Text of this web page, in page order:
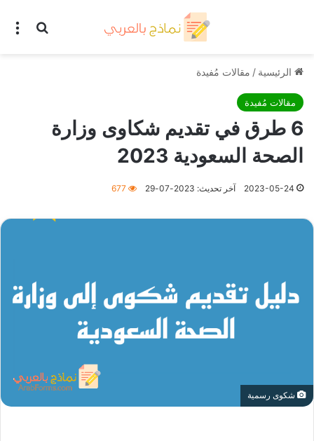
بحث
الرئيسية / مقالات مُفيدة
مقالات مُفيدة
6 طرق في تقديم شكاوى وزارة
الصحة السعودية 2023
2023-05-24 آخر تحديث: 2023-07-29 677
شكوى رسمية